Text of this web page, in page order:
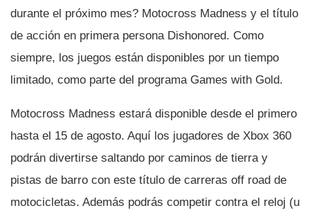
durante el próximo mes? Motocross Madness y el tí­tulo
de acción en primera persona Dishonored. Como
siempre, los juegos están disponibles por un tiempo
limitado, como parte del programa Games with Gold.
Motocross Madness estará disponible desde el primero
hasta el 15 de agosto. Aquí­ los jugadores de Xbox 360
podrán divertirse saltando por caminos de tierra y
pistas de barro con este tí­tulo de carreras off road de
motocicletas. Además podrás competir contra el reloj (u